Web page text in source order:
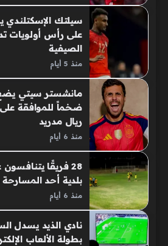
سيلتك
على رأس أولويات
الصيفية
منذ 5 أيام
مانشستر سيتي
ضخماً للموافقة
ريال مدريد
منذ 6 أيام
28 فريقًا
بلدية أحد
منذ 6 أيام
نادي الذيد يسدل
بطولة الألعاب